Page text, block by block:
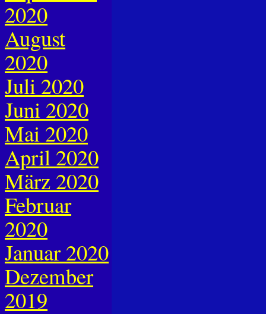
2020
August
2020
Juli 2020
Juni 2020
Mai 2020
April 2020
März 2020
Februar
2020
Januar 2020
Dezember
2019